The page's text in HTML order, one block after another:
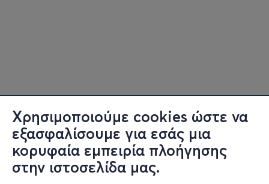
Χρησιμοποιούμε cookies ώστε να
εξασφαλίσουμε για εσάς μια
κορυφαία εμπειρία πλοήγησης
στην ιστοσελίδα μας.